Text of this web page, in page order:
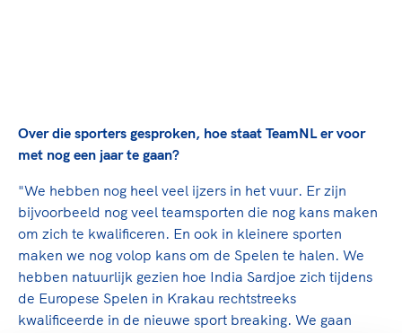
Over die sporters gesproken, hoe staat TeamNL er voor
met nog een jaar te gaan?
"We hebben nog heel veel ijzers in het vuur. Er zijn
bijvoorbeeld nog veel teamsporten die nog kans maken
om zich te kwalificeren. En ook in kleinere sporten
maken we nog volop kans om de Spelen te halen. We
hebben natuurlijk gezien hoe India Sardjoe zich tijdens
de Europese Spelen in Krakau rechtstreeks
kwalificeerde in de nieuwe sport breaking. We gaan